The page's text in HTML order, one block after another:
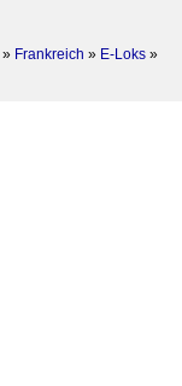
» Frankreich » E-Loks »